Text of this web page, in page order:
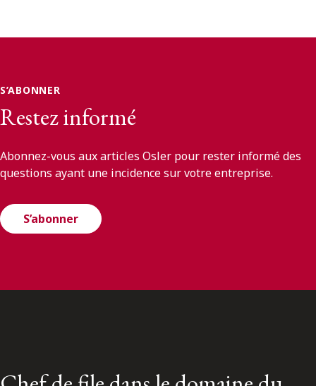
S’ABONNER
Restez informé
Abonnez-vous aux articles Osler pour rester informé des
questions ayant une incidence sur votre entreprise.
S’abonner